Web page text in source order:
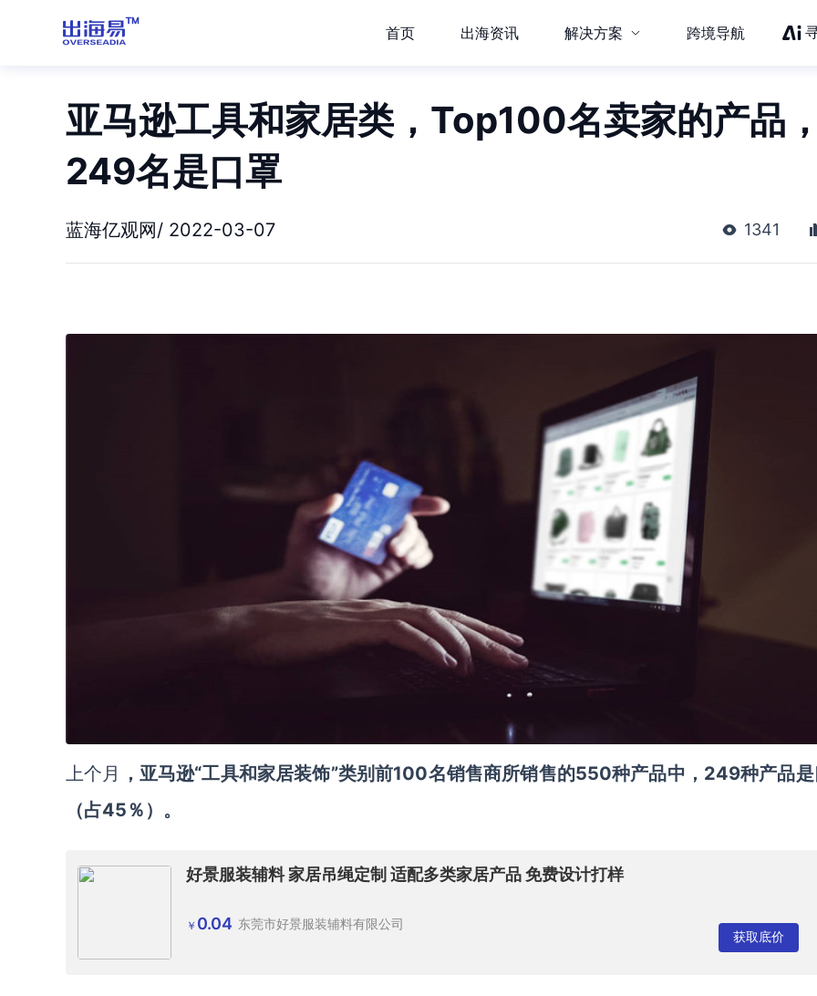
首页 出海资讯 解决方案 跨境导航
亚马逊工具和家居类，Top100名卖家的产品
249名是口罩
蓝海亿观网/ 2022-03-07 1341
上个月 ，亚马逊“工具和家居装饰”类别前100名销售商所销售的550种产品中，249种产品
（占45％）。
好景服装辅料 家居吊绳定制 适配多类家居产品 免费设计打样
￥ 0.04 东莞市好景服装辅料有限公司
获取底价